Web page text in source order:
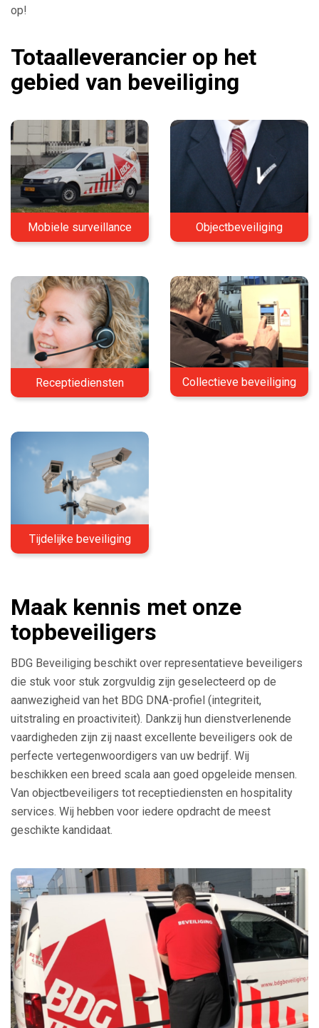
op!
Totaalleverancier op het
gebied van beveiliging
Mobiele surveillance Objectbeveiliging
Receptiediensten Collectieve beveiliging
Tijdelijke beveiliging
Maak kennis met onze
topbeveiligers
BDG Beveiliging beschikt over representatieve beveiligers
die stuk voor stuk zorgvuldig zijn geselecteerd op de
aanwezigheid van het BDG DNA-profiel (integriteit,
uitstraling en proactiviteit). Dankzij hun dienstverlenende
vaardigheden zijn zij naast excellente beveiligers ook de
perfecte vertegenwoordigers van uw bedrijf. Wij
beschikken een breed scala aan goed opgeleide mensen.
Van objectbeveiligers tot receptiediensten en hospitality
services. Wij hebben voor iedere opdracht de meest
geschikte kandidaat.